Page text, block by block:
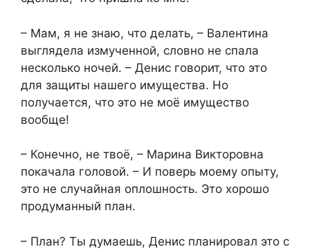
– Мам, я не знаю, что делать, – Валентина
выглядела измученной, словно не спала
несколько ночей. – Денис говорит, что это
для защиты нашего имущества. Но
получается, что это не моё имущество
вообще!
– Конечно, не твоё, – Марина Викторовна
покачала головой. – И поверь моему опыту,
это не случайная оплошность. Это хорошо
продуманный план.
– План? Ты думаешь, Денис планировал это с